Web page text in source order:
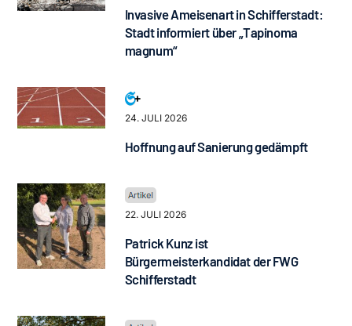
Invasive Ameisenart in Schifferstadt:
Stadt informiert über „Tapinoma
magnum“
24. JULI 2026
Hoffnung auf Sanierung gedämpft
22. JULI 2026
Patrick Kunz ist
Bürgermeisterkandidat der FWG
Schifferstadt